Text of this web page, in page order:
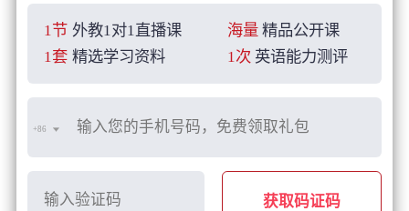
1节 外教1对1直播课 海量 精品公开课
1套 精选学习资料 1次 英语能力测评
+86
获取码证码